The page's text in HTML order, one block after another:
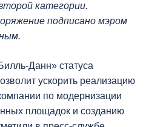
категории.
подписано мэром
Данн» статуса
ускорить реализацию
по модернизации
площадок и созданию